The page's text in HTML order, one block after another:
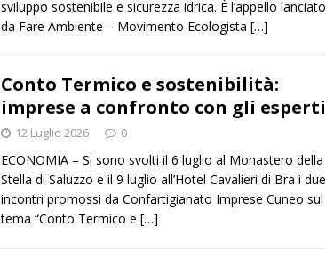
sviluppo sostenibile e sicurezza idrica. È l’appello lanciato
da Fare Ambiente – Movimento Ecologista […]
Conto Termico e sostenibilità:
imprese a confronto con gli esperti
12 Luglio 2026 0
ECONOMIA – Si sono svolti il 6 luglio al Monastero della
Stella di Saluzzo e il 9 luglio all’Hotel Cavalieri di Bra i due
incontri promossi da Confartigianato Imprese Cuneo sul
tema “Conto Termico e […]